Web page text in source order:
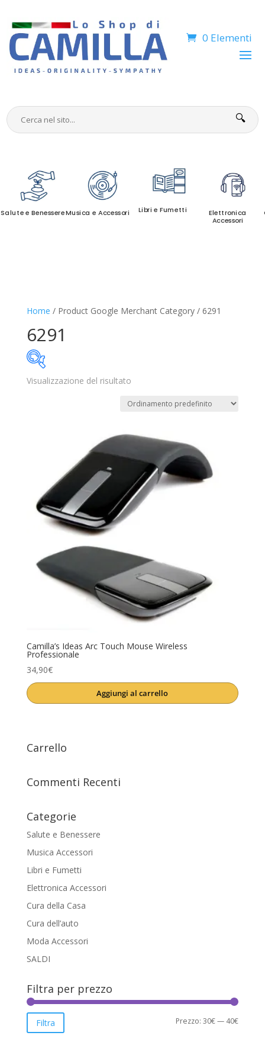
0 Elementi
🔍
Salute e BenessereMusica e Accessori Libri e Fumetti
Elettronica
Accessori
Home / Product Google Merchant Category / 6291
6291
In offerta
Categorie prodotto
Trovaprezzi(0)
Cura dell'auto(0)
Cura della Casa(0)
Elettronica Accessori(1)
Libri e Fumetti(0)
SALDI(0)
Salute e Benessere(0)
Product Anno
Product Artista
Visualizzazione del risultato
Camilla’s Ideas Arc Touch Mouse Wireless
Professionale
34,90€
Aggiungi al carrello
Carrello
Commenti Recenti
Categorie
Salute e Benessere
Musica Accessori
Libri e Fumetti
Elettronica Accessori
Cura della Casa
Cura dell’auto
Moda Accessori
SALDI
Filtra per prezzo
Prezzo
Prezzo
Filtra Prezzo:30€— 40€